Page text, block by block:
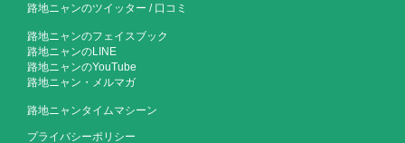
路地ニャンのツイッター / 口コミ
路地ニャンのフェイスブック
路地ニャンのLINE
路地ニャンのYouTube
路地ニャン・メルマガ
路地ニャンタイムマシーン
プライバシーポリシー